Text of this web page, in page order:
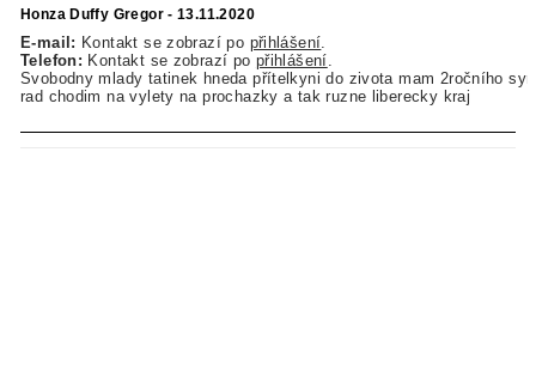
Honza Duffy Gregor - 13.11.2020
E-mail: Kontakt se zobrazí po přihlášení
Telefon: Kontakt se zobrazí po přihlášení
Svobodny mlady tatinek hneda přítelkyni do zivota mam 2ročního
rad chodim na vylety na prochazky a tak ruzne liberecky kraj